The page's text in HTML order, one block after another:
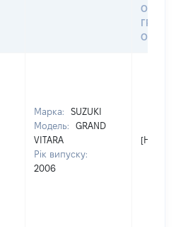
Марка:
SUZUKI
Модель:
GRAND
VITARA
Рік випуску:
2006
[Не